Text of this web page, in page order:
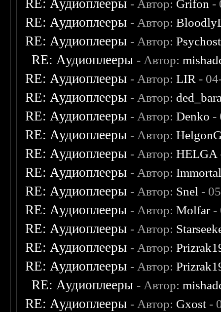
RE: Аудиоплееры - Автор: Grifon -
RE: Аудиоплееры - Автор:
RE: Аудиоплееры - Автор:
RE: Аудиоплееры - Автор:
RE: Аудиоплееры - Автор:LIR -
RE: Аудиоплееры - Автор:
RE: Аудиоплееры - Автор:Denko -
RE: Аудиоплееры - Автор:
RE: Аудиоплееры - Автор:HELGA
RE: Аудиоплееры - Автор:
RE: Аудиоплееры - Автор: Snel -
RE: Аудиоплееры - Автор:Molfar-
RE: Аудиоплееры - Автор:
RE: Аудиоплееры - Автор:
RE: Аудиоплееры - Автор:
RE: Аудиоплееры - Автор:
RE: Аудиоплееры - Автор: Gxost -